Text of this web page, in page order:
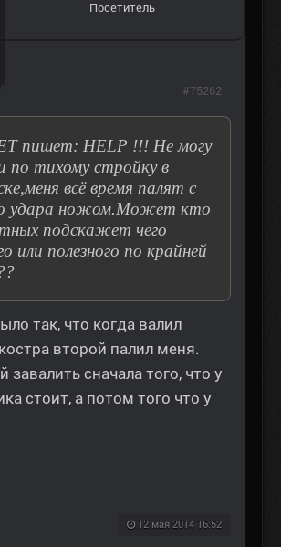
Посетитель
пишет: HELP !!! Не могу
по тихому стройку в
всё время палят с
удара ножом.Может кто
подскажет чего
или полезного по крайней
так, что когда валил
второй палил меня.
завалить сначала того, что у
стоит, а потом того что у
12 мая 2014 16:52
#75262